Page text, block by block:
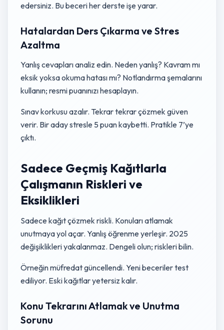
edersiniz. Bu beceri her derste işe yarar.
Hatalardan Ders Çıkarma ve Stres
Azaltma
Yanlış cevapları analiz edin. Neden yanlış? Kavram mı
eksik yoksa okuma hatası mı? Notlandırma şemalarını
kullanın; resmi puanınızı hesaplayın.
Sınav korkusu azalır. Tekrar tekrar çözmek güven
verir. Bir aday stresle 5 puan kaybetti. Pratikle 7’ye
çıktı.
Sadece Geçmiş Kağıtlarla
Çalışmanın Riskleri ve
Eksiklikleri
Sadece kağıt çözmek riskli. Konuları atlamak
unutmaya yol açar. Yanlış öğrenme yerleşir. 2025
değişiklikleri yakalanmaz. Dengeli olun; riskleri bilin.
Örneğin müfredat güncellendi. Yeni beceriler test
ediliyor. Eski kağıtlar yetersiz kalır.
Konu Tekrarını Atlamak ve Unutma
Sorunu